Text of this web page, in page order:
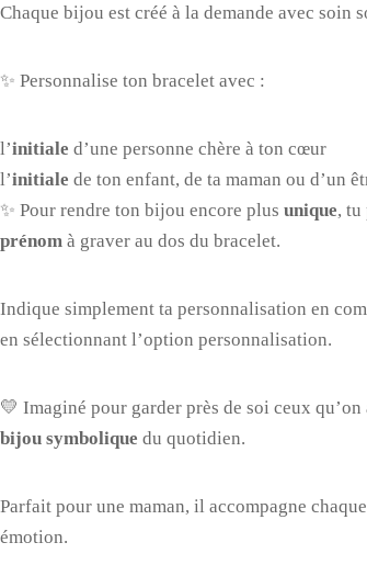
Chaque bijou est créé à la demande avec soin
✨ Personnalise ton bracelet avec :
l’initiale d’une personne chère à ton cœur
l’initiale de ton enfant, de ta maman ou d’un
✨ Pour rendre ton bijou encore plus unique, tu
prénom à graver au dos du bracelet.
Indique simplement ta personnalisation en
en sélectionnant l’option personnalisation.
💛 Imaginé pour garder près de soi ceux
bijou symbolique du quotidien.
Parfait pour une maman, il accompagne
émotion.